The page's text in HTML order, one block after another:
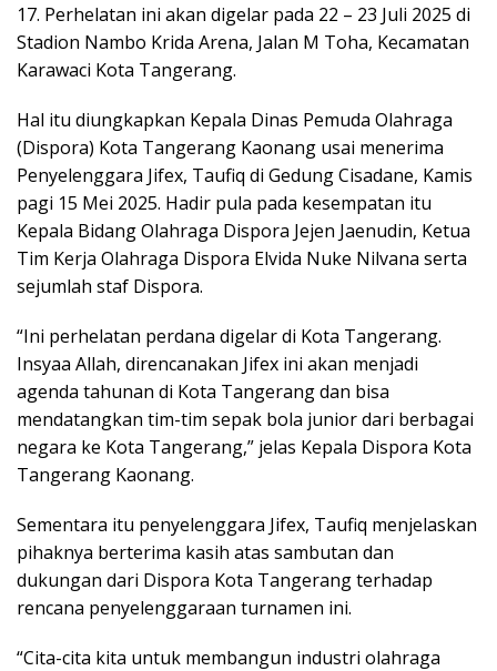
17. Perhelatan ini akan digelar pada 22 – 23 Juli 2025 di
Stadion Nambo Krida Arena, Jalan M Toha, Kecamatan
Karawaci Kota Tangerang.
Hal itu diungkapkan Kepala Dinas Pemuda Olahraga
(Dispora) Kota Tangerang Kaonang usai menerima
Penyelenggara Jifex, Taufiq di Gedung Cisadane, Kamis
pagi 15 Mei 2025. Hadir pula pada kesempatan itu
Kepala Bidang Olahraga Dispora Jejen Jaenudin, Ketua
Tim Kerja Olahraga Dispora Elvida Nuke Nilvana serta
sejumlah staf Dispora.
“Ini perhelatan perdana digelar di Kota Tangerang.
Insyaa Allah, direncanakan Jifex ini akan menjadi
agenda tahunan di Kota Tangerang dan bisa
mendatangkan tim-tim sepak bola junior dari berbagai
negara ke Kota Tangerang,” jelas Kepala Dispora Kota
Tangerang Kaonang.
Sementara itu penyelenggara Jifex, Taufiq menjelaskan
pihaknya berterima kasih atas sambutan dan
dukungan dari Dispora Kota Tangerang terhadap
rencana penyelenggaraan turnamen ini.
“Cita-cita kita untuk membangun industri olahraga